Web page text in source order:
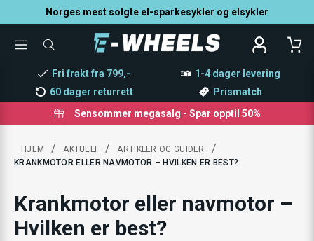
Norges mest solgte el-sparkesykler og elsykler
TOGGLESØK
KATEGORI,
Fri frakt fra 799,-
1-4 dager levering
60 dager returrett
Prismatch
Sensommer megasalg - Spar opptil 50%
HJEM / AKTUELT / ARTIKLER OG GUIDER /
KRANKMOTOR ELLER NAVMOTOR – HVILKEN ER BEST?
Krankmotor eller navmotor –
Hvilken er best?